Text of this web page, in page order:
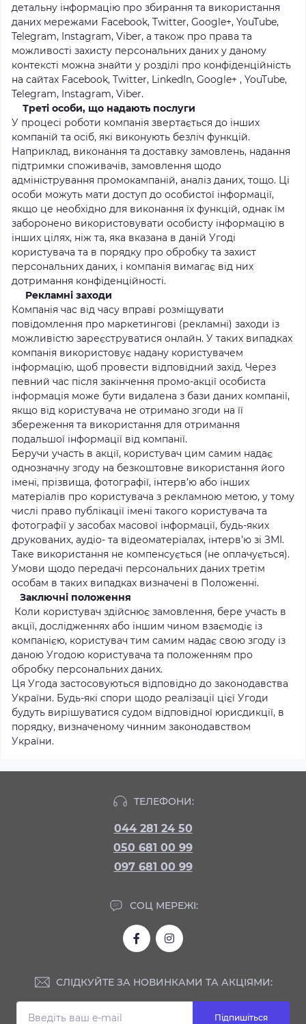
детальну інформацію про збирання та використання
даних мережами Facebook, Twitter, Google+, YouTube,
Telegram, Instagram, Viber, а також про права та
можливості захисту персональних даних у даному
контексті можна знайти у розділі про конфіденційність
на сайтах Facebook, Twitter, LinkedIn, Google+ , YouTube,
Telegram, Instagram, Viber.
Треті особи, що надають послуги
У процесі роботи компанія звертається до інших
компаній та осіб, які виконують безліч функцій.
Наприклад, виконання та доставку замовлень, надання
підтримки споживачів, замовлення щодо
адміністрування промокампаній, аналіз даних, тощо. Ці
особи можуть мати доступ до особистої інформації,
якщо це необхідно для виконання їх функцій, однак їм
заборонено використовувати особисту інформацію в
інших цілях, ніж та, яка вказана в даній Угоді
користувача та в порядку про обробку та захист
персональних даних, і компанія вимагає від них
дотримання конфіденційності.
Рекламні заходи
Компанія час від часу вправі розміщувати
повідомлення про маркетингові (рекламні) заходи із
можливістю зареєструватися онлайн. У таких випадках
компанія використовує надану користувачем
інформацію, щоб провести відповідний захід. Через
певний час після закінчення промо-акції особиста
інформація може бути видалена з бази даних компанії,
якщо від користувача не отримано згоди на її
збереження та використання для отримання
подальшої інформації від компанії.
Беручи участь в акції, користувач цим самим надає
однозначну згоду на безкоштовне використання його
імені, прізвища, фотографії, інтерв’ю або інших
матеріалів про користувача з рекламною метою, у тому
числі право публікації імені такого користувача та
фотографії у засобах масової інформації, будь-яких
друкованих, аудіо- та відеоматеріалах, інтерв’ю зі ЗМІ.
Таке використання не компенсується (не оплачується).
Умови щодо передачі персональних даних третім
особам в таких випадках визначені в Положенні.
Заключні положення
Коли користувач здійснює замовлення, бере участь в
акції, дослідженнях або іншим чином взаємодіє із
компанією, користувач тим самим надає свою згоду із
даною Угодою користувача та положенням про
обробку персональних даних.
Ця Угода застосовуються відповідно до законодавства
України. Будь-які спори щодо реалізації цієї Угоди
будуть вирішуватися судом відповідної юрисдикції, в
порядку, визначеному чинним законодавством
України.
ТЕЛЕФОНИ:
044 281 24 50
050 681 00 99
097 681 00 99
СОЦ МЕРЕЖІ:
СЛІДКУЙТЕ ЗА НОВИНКАМИ ТА АКЦІЯМИ:
Підпишіться